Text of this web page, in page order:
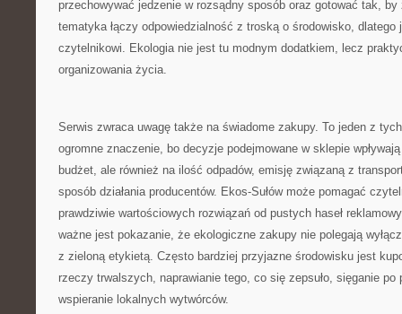
przechowywać jedzenie w rozsądny sposób oraz gotować tak,
tematyka łączy odpowiedzialność z troską o środowisko, dlatego
czytelnikowi. Ekologia nie jest tu modnym dodatkiem, lecz
organizowania życia.
Serwis zwraca uwagę także na świadome zakupy. To jeden z
ogromne znaczenie, bo decyzje podejmowane w sklepie
budżet, ale również na ilość odpadów, emisję związaną z
sposób działania producentów. Ekos-Sułów może pomagać
prawdziwie wartościowych rozwiązań od pustych haseł
ważne jest pokazanie, że ekologiczne zakupy nie polegają
z zieloną etykietą. Często bardziej przyjazne środowisku jest
rzeczy trwalszych, naprawianie tego, co się zepsuło, sięganie po
wspieranie lokalnych wytwórców.